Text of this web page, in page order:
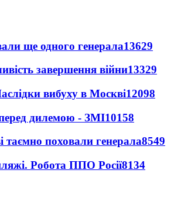
ще одного генерала13629
завершення війни13329
вибуху в Москві12098
дилемою - ЗМІ10158
таємно поховали генерала8549
Робота ППО Росії8134